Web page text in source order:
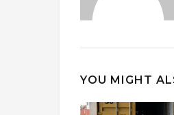
YOU MIGHT